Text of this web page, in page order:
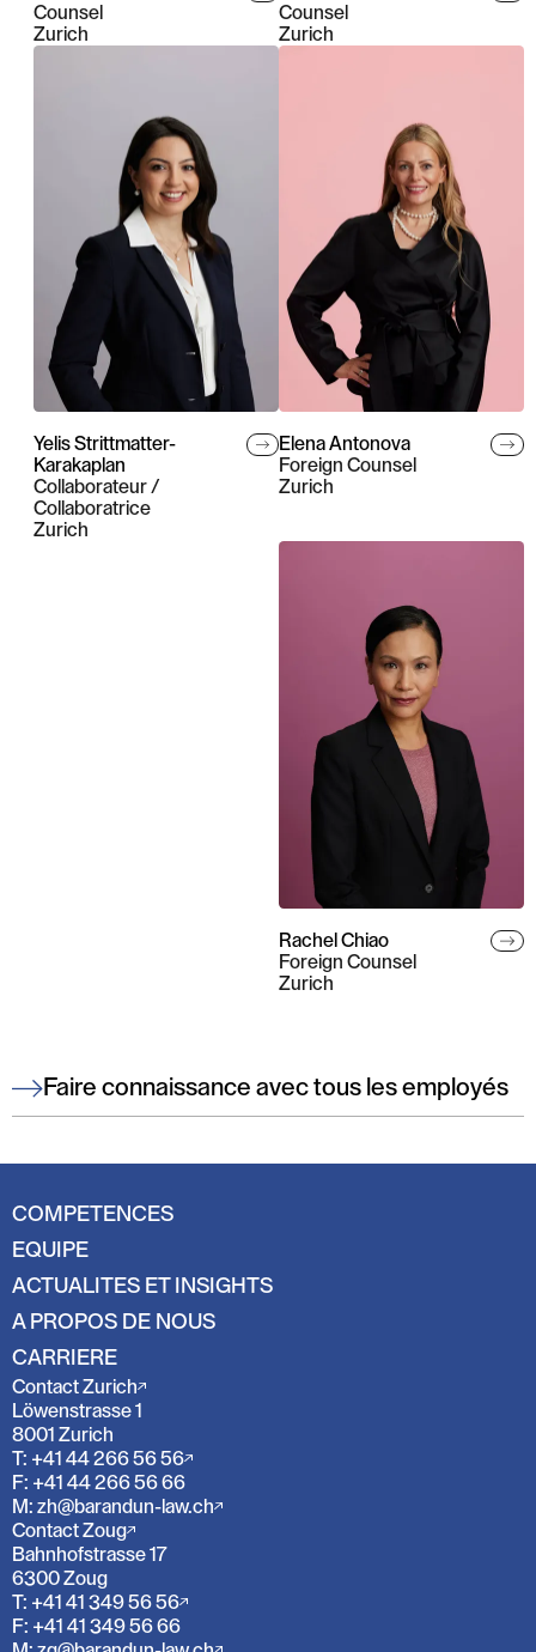
Counsel
Zurich
Counsel
Zurich
Yelis Strittmatter-
Karakaplan
Collaborateur /
Collaboratrice
Zurich
Elena Antonova
Foreign Counsel
Zurich
Rachel Chiao
Foreign Counsel
Zurich
Faire connaissance avec tous les employés
COMPETENCES
EQUIPE
ACTUALITES ET INSIGHTS
A PROPOS DE NOUS
CARRIERE
Contact Zurich
Löwenstrasse 1
8001 Zurich
T: +41 44 266 56 56
F: +41 44 266 56 66
M: zh@barandun-law.ch
Contact Zoug
Bahnhofstrasse 17
6300 Zoug
T: +41 41 349 56 56
F: +41 41 349 56 66